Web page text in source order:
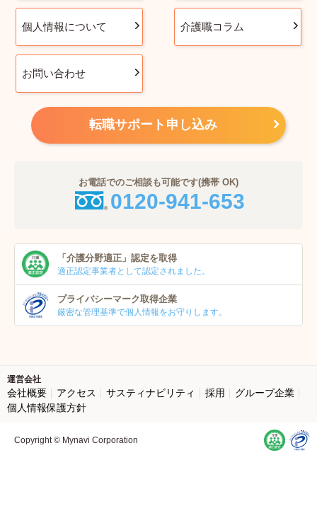
個人情報について 介護職コラム
お問い合わせ
転職サポート申し込み
お電話でのご相談も可能です(携帯 OK)
0120-941-653
「介護分野適正」 認定を取得
適正認定事業者として認定されました。
プライバシーマーク取得企業
厳密な管理基準で個人情報をお守りします。
運営会社
会社概要 アクセス サスティナビリティ 採用
グループ企業
個人情報保護方針
Copyright © Mynavi Corporation